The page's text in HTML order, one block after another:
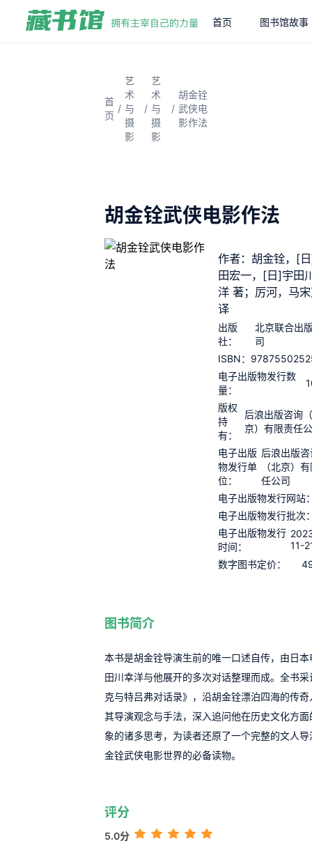
首页 图书馆故事
首
页
/
艺
术
与
摄
影
/
艺
术
与
摄
影
/
胡金铨
武侠电
影作法
胡金铨武侠电影作法
作者：胡金铨，[
田宏一，[日]宇田
洋 著；厉河，马
译
出版
社：
北京联合出
司
ISBN：
电子出版物发行数
量：
版权
持
有：
后浪出版咨询
京）有限责任
电子出版
物发行单
位：
后浪出版咨
（北京）
任公司
电子出版物发行网站
电子出版物发行批次
电子出版物发行
时间：
11-
数字图书定价：
图书简介
本书是胡金铨导演生前的唯一口述自传，由日
田川幸洋与他展开的多次对话整理而成。全书
克与特吕弗对话录》，沿胡金铨漂泊四海的传
其导演观念与手法，深入追问他在历史文化方
象的诸多思考，为读者还原了一个完整的文人
金铨武侠电影世界的必备读物。
评分
5.0分